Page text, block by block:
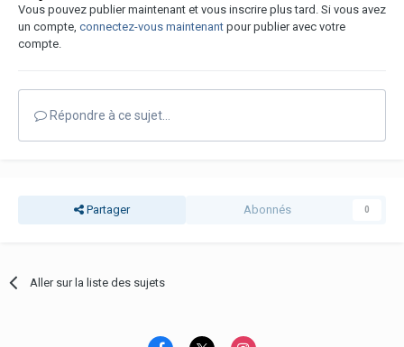
Vous pouvez publier maintenant et vous inscrire plus tard. Si vous avez
un compte, connectez-vous maintenant pour publier avec votre
compte.
Répondre à ce sujet…
Partager Abonnés 0
Aller sur la liste des sujets